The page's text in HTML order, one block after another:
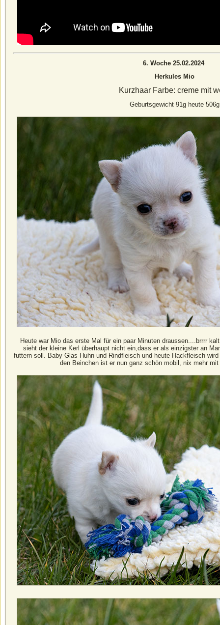
6. Woche 25.02.2024
Herkules Mio
Kurzhaar Farbe: creme mit
Geburtsgewicht 91g heute 506g
Heute war Mio das erste Mal für ein paar Minuten draussen....brrrr
sieht der kleine Kerl überhaupt nicht ein,dass er als einzigster an
futtern soll. Baby Glas Huhn und Rindfleisch und heute Hackfleisch
den Beinchen ist er nun ganz schön mobil, nix mehr